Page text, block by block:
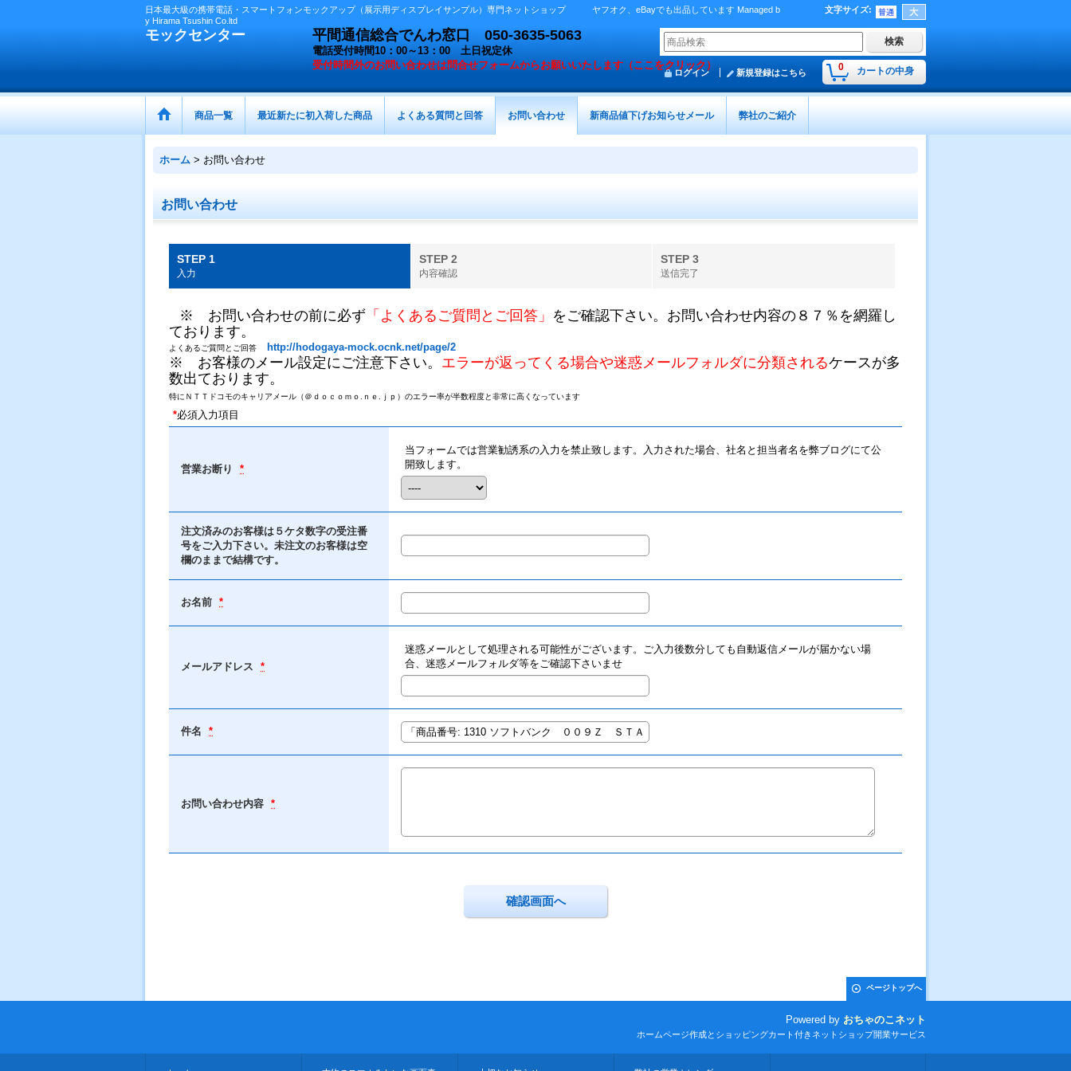
日本最大級の携帯電話・スマートフォンモックアップ（展示用ディスプレイサンプル）専門ネットショップ ヤフオク、eBayでも出品しています Managed b
y Hirama Tsushin Co.ltd
文字サイズ:
モックセンター 平間通信総合でんわ窓口 050-3635-5063
電話受付時間10：00～13：00 土日祝定休
受付時間外のお問い合わせは問合せフォームからお願いいたします（ここをクリック） 0 カートの中身
ログイン 新規登録はこちら
商品一覧 最近新たに初入荷した商品 よくある質問と回答 お問い合わせ 新商品値下げお知らせメール 弊社のご紹介
ホーム > お問い合わせ
お問い合わせ
STEP 1
入力
STEP 2
内容確認
STEP 3
送信完了
※ お問い合わせの前に必ず 「よくあるご質問とご回答」 をご確認下さい。お問い合わせ内容の８７％を網羅し
ております。
よくあるご質問とご回答 http://hodogaya-mock.ocnk.net/page/2
※ お客様のメール設定にご注意下さい。 エラーが返ってくる場合や迷惑メールフォルダに分類されるケースが多
数出ております。
特にＮＴＴドコモのキャリアメール（＠ｄｏｃｏｍｏ.ｎｅ.ｊｐ）のエラー率が半数程度と非常に高くなっています
*必須入力項目
営業お断り *
当フォームでは営業勧誘系の入力を禁止致します。入力された場合、社名と担当者名を弊ブログにて公
開致します。
注文済みのお客様は５ケタ数字の受注番
号をご入力下さい。未注文のお客様は空
欄のままで結構です。
お名前 *
メールアドレス *
迷惑メールとして処理される可能性がございます。ご入力後数分しても自動返信メールが届かない場
合、迷惑メールフォルダ等をご確認下さいませ
件名 *
お問い合わせ内容 *
ページトップへ
Powered by おちゃのこネット
ホームページ作成とショッピングカート付きネットショップ開業サービス